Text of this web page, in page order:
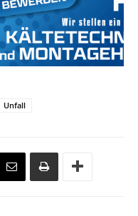
Unfall